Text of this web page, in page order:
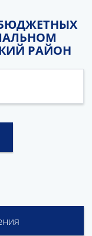
контроль
обсуждения
РАЙОН